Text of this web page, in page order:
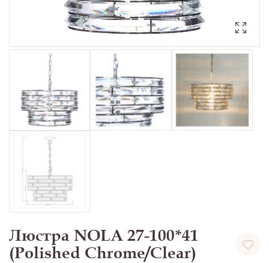
Люстра NOLA 27-100*41
(Polished Chrome/Clear)